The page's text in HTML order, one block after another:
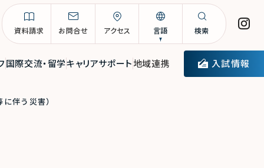
資料請求 お問合せ アクセス 言語 検索
国際交流・留学キャリアサポート地域連携 入試情報
伴う災害）